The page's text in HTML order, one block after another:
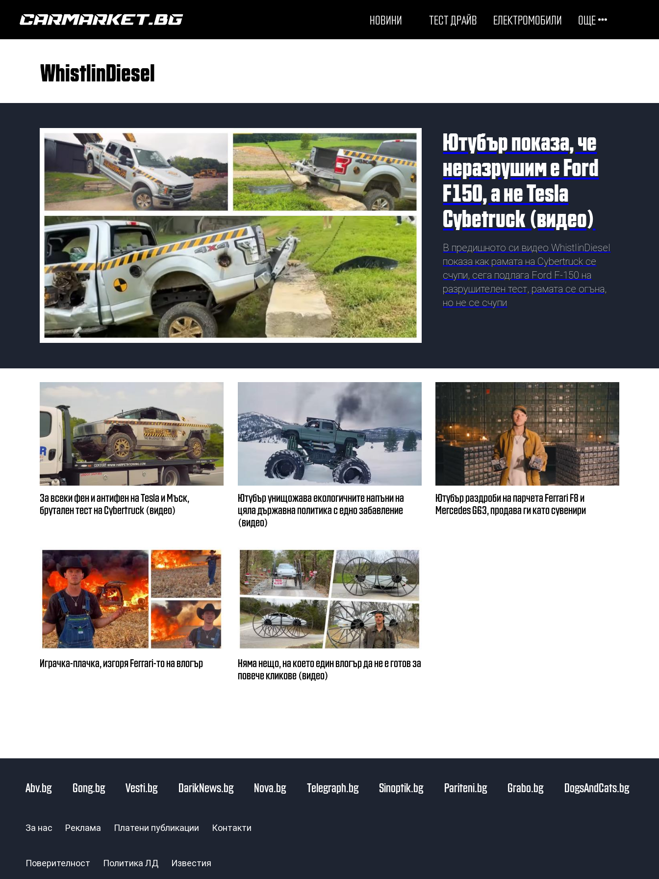
НОВИНИ ОЩЕ
ТЕСТ ДРАЙВ ЕЛЕКТРОМОБИЛИ
ЛЮБОПИТНО
МОТОРИ
ДРУГИ
СЪВЕТИ
WhistlinDiesel
Ютубър показа, че
неразрушим е Ford
F150, а не Tesla
Cybetruck (видео)
В предишното си видео WhistlinDiesel
показа как рамата на Cybertruck се
счупи, сега подлага Ford F-150 на
разрушителен тест, рамата се огъна,
но не се счупи
За всеки фен и антифен на Tesla и Мъск,
брутален тест на Cybertruck (видео)
Ютубър унищожава екологичните напъни на
цяла държавна политика с едно забавление
(видео)
Ютубър раздроби на парчета Ferrari F8 и
Mercedes G63, продава ги като сувенири
Играчка-плачка, изгоря Ferrari-то на влогър
Няма нещо, на което един влогър да не е готов за
повече кликове (видео)
Abv.bg Gong.bg Vesti.bg DarikNews.bg Nova.bg Telegraph.bg Sinoptik.bg Pariteni.bg Grabo.bg DogsAndCats.bg
За нас Реклама Платени публикации Контакти
Поверителност Политика ЛД Известия